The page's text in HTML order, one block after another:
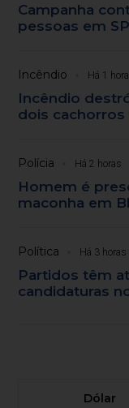
Campanha
pessoas em
Incêndio Há 1 hora
Incêndio
dois cachorros
Polícia Há 2 horas
Homem é
maconha em
Política Há 3 horas
Partidos têm
candidaturas
Dólar